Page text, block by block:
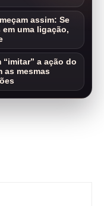
assim: Se
uma ligação,
a ação do
as mesmas